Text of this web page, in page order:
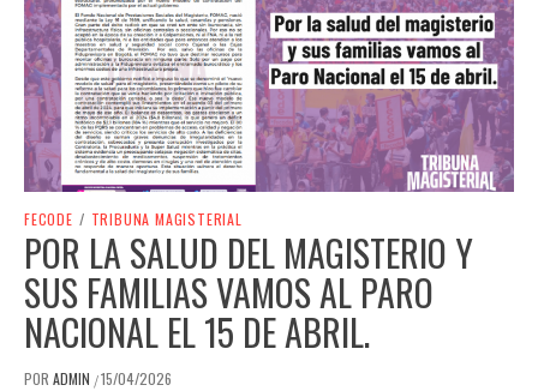
FECODE / TRIBUNA MAGISTERIAL
POR LA SALUD DEL MAGISTERIO Y
SUS FAMILIAS VAMOS AL PARO
NACIONAL EL 15 DE ABRIL.
POR ADMIN /15/04/2026